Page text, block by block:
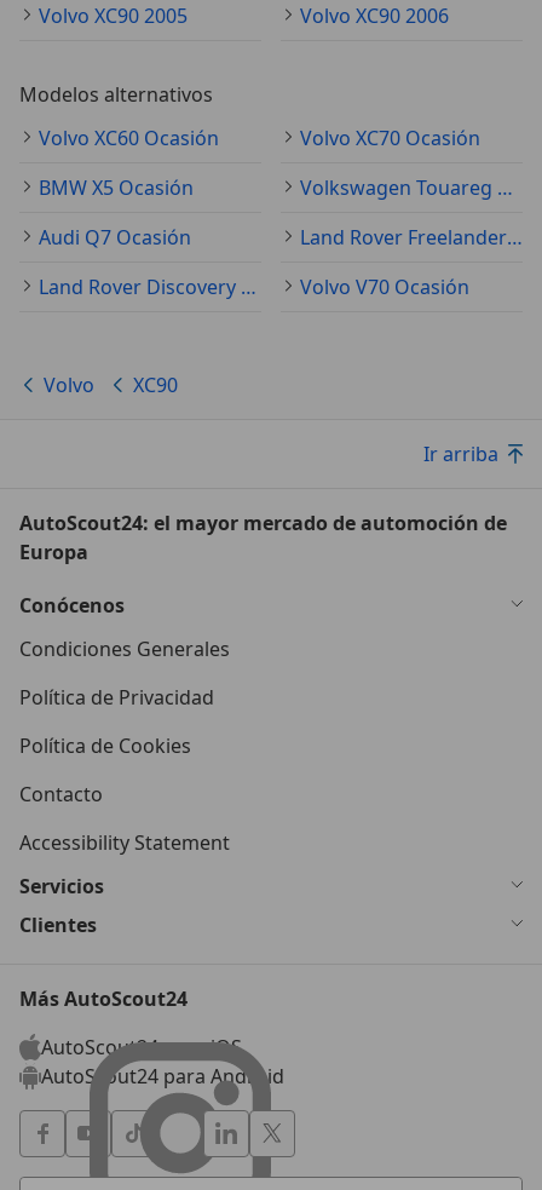
Volvo XC90 2005
Volvo XC90 2006
Modelos alternativos
Volvo XC60 Ocasión
Volvo XC70 Ocasión
BMW X5 Ocasión
Volkswagen Touareg Ocasión
Audi Q7 Ocasión
Land Rover Freelander Ocasión
Land Rover Discovery Ocasión
Volvo V70 Ocasión
Volvo XC90
Ir arriba
AutoScout24: el mayor mercado de automoción de
Europa
Conócenos
Condiciones Generales
Política de Privacidad
Política de Cookies
Contacto
Accessibility Statement
Servicios
Clientes
Más AutoScout24
AutoScout24 para iOS
AutoScout24 para Android